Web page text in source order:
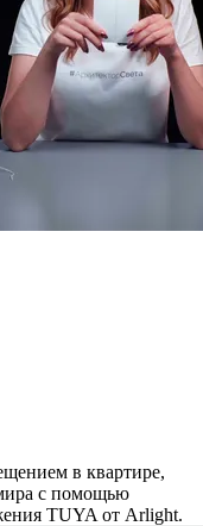
в квартире,
с помощью
TUYA от Arlight.